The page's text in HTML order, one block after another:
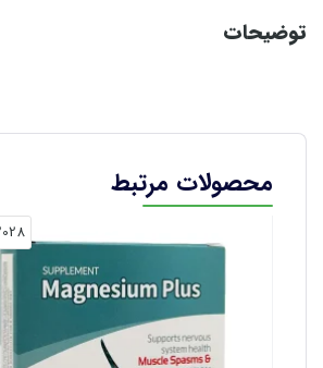
توضیحات
احساس ضعف، خستگی، اضطراب و
متفاوتی ایجاد می‌شود. از جمله
عوارضی همچون کاهش انرژی،
از ضروری‌ترین مواد معدنی است
محصولات مرتبط